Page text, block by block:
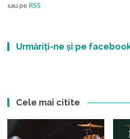
sau pe RSS
Urmăriți-ne și pe
Cele mai citite